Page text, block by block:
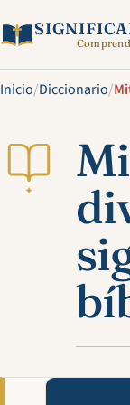
Inicio/Diccionario/
✦
Mira